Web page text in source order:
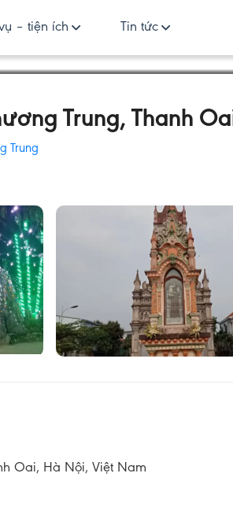
– tiện ích Tin tức
Trung, Thanh
Trung
Oai, Hà Nội, Việt Nam